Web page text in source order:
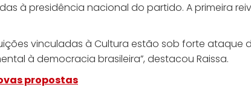
à presidência nacional do partido. A primeira
vinculadas à Cultura estão sob forte ataque
à democracia brasileira”, destacou Raissa.
propostas